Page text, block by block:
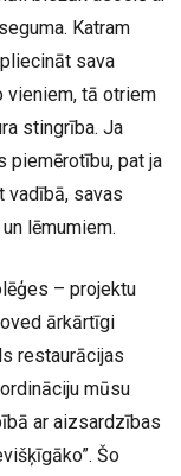
Katram
sava
vieniem, tā otriem
stingrība. Ja
piemērotību, pat ja
vadībā, savas
lēmumiem.
– projektu
ārkārtīgi
restaurācijas
mūsu
ar aizsardzības
Šo